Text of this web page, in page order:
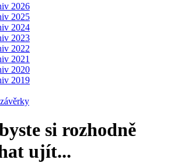
2026
2025
2024
2023
2022
2021
2020
2019
si rozhodně
ujít...